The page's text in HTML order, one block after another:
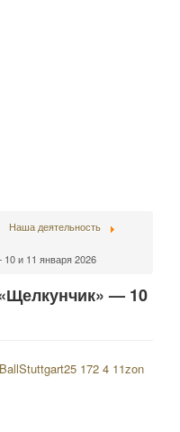
Наша деятельность
и 11 января 2026
— 10